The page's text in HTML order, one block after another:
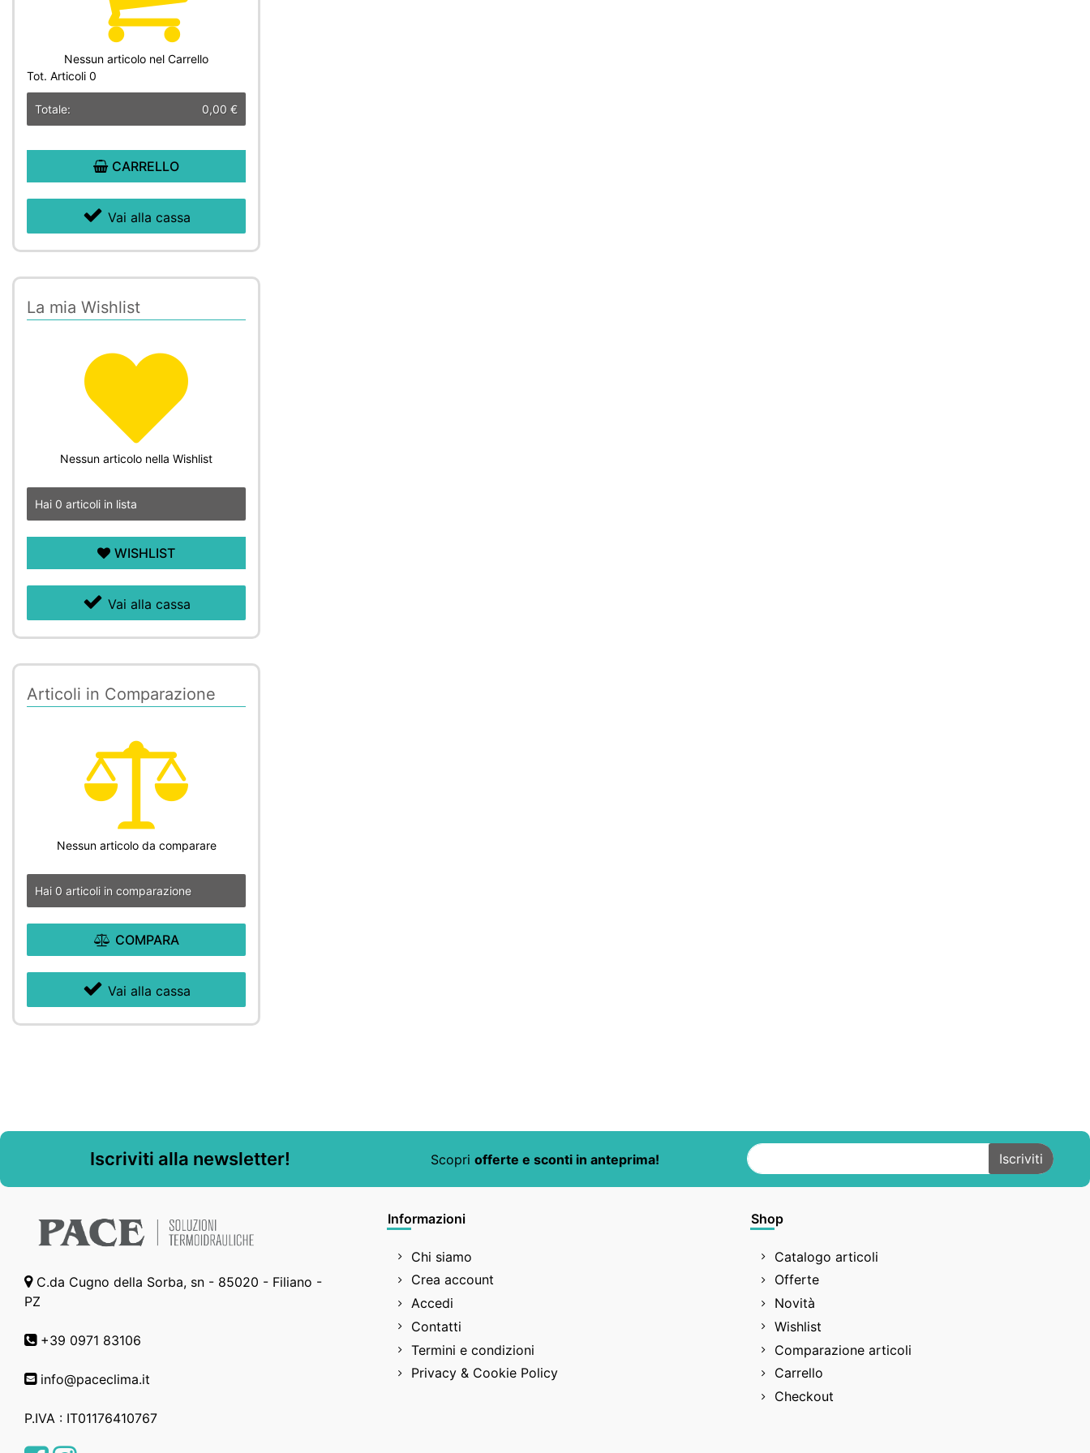
Nessun articolo nel Carrello
Tot. Articoli 0
Totale: 0,00 €
CARRELLO
Vai alla cassa
La mia Wishlist
Nessun articolo nella Wishlist
Hai 0 articoli in lista
WISHLIST
Vai alla cassa
Articoli in Comparazione
Nessun articolo da comparare
Hai 0 articoli in comparazione
COMPARA
Vai alla cassa
Iscriviti alla newsletter! Scopri offerte e sconti in anteprima!
C.da Cugno della Sorba, sn - 85020 - Filiano -
PZ
+39 0971 83106
info@paceclima.it
P.IVA : IT01176410767
Informazioni
Chi siamo
Crea account
Accedi
Contatti
Termini e condizioni
Privacy & Cookie Policy
Shop
Catalogo articoli
Offerte
Novità
Wishlist
Comparazione articoli
Carrello
Checkout